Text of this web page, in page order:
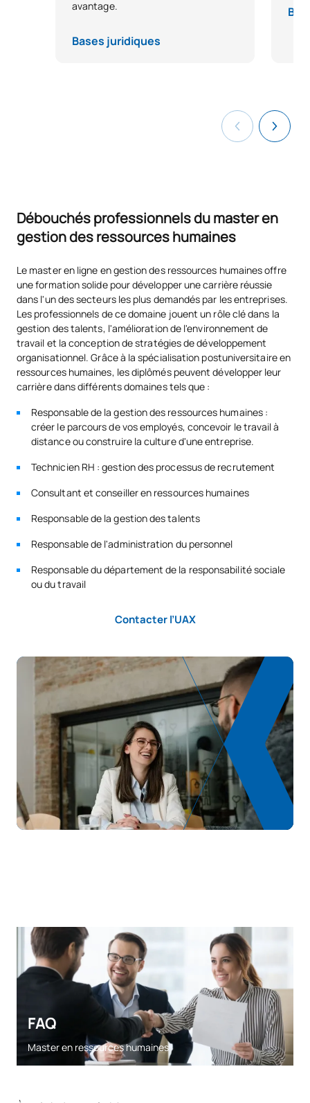
avantage.
Bases juridiques
Débouchés professionnels du master en
gestion des ressources humaines
Le master en ligne en gestion des ressources humaines offre
une formation solide pour développer une carrière réussie
dans l'un des secteurs les plus demandés par les entreprises.
Les professionnels de ce domaine jouent un rôle clé dans la
gestion des talents, l'amélioration de l'environnement de
travail et la conception de stratégies de développement
organisationnel. Grâce à la spécialisation postuniversitaire en
ressources humaines, les diplômés peuvent développer leur
carrière dans différents domaines tels que :
Responsable de la gestion des ressources humaines :
créer le parcours de vos employés, concevoir le travail à
distance ou construire la culture d'une entreprise.
Technicien RH : gestion des processus de recrutement
Consultant et conseiller en ressources humaines
Responsable de la gestion des talents
Responsable de l'administration du personnel
Responsable du département de la responsabilité sociale
ou du travail
Contacter l’UAX
FAQ
Master en ressources humaines